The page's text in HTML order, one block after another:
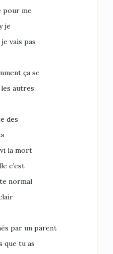
pour me
je
vais pas
ça se
autres
des
la mort
c’est
normal
par un parent
que tu as